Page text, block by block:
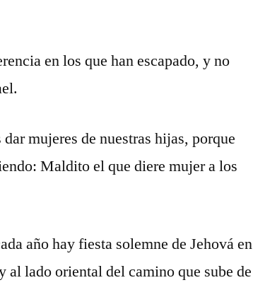
en los que han escapado, y no
mujeres de nuestras hijas, porque
Maldito el que diere mujer a los
año hay fiesta solemne de Jehová en
al lado oriental del camino que sube de